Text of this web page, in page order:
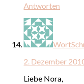
Antworten
2. Dezember
Liebe Nora,